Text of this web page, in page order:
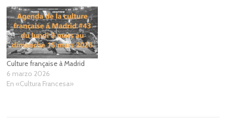
Culture française à Madrid
6 marzo 2026
En «Cultura Francesa»